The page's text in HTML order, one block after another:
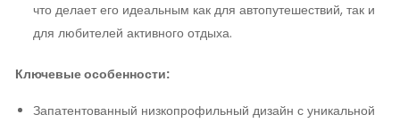
что делает его идеальным как для автопутешествий, так и
для любителей активного отдыха.
Ключевые особенности:
Запатентованный низкопрофильный дизайн с уникальной